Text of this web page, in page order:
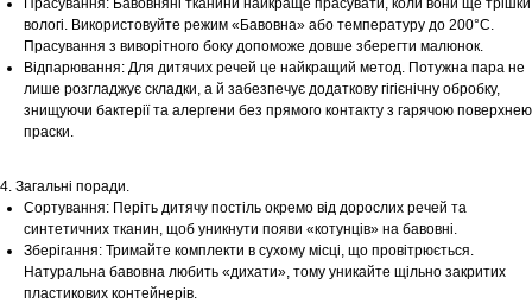
Прасування: Бавовняні тканини найкраще прасувати, коли вони ще трішки
вологі. Використовуйте режим «Бавовна» або температуру до 200°С.
Прасування з виворітного боку допоможе довше зберегти малюнок.
Відпарювання: Для дитячих речей це найкращий метод. Потужна пара не
лише розгладжує складки, а й забезпечує додаткову гігієнічну обробку,
знищуючи бактерії та алергени без прямого контакту з гарячою поверхнею
праски.
4. Загальні поради.
Сортування: Періть дитячу постіль окремо від дорослих речей та
синтетичних тканин, щоб уникнути появи «котунців» на бавовні.
Зберігання: Тримайте комплекти в сухому місці, що провітрюється.
Натуральна бавовна любить «дихати», тому уникайте щільно закритих
пластикових контейнерів.
Шоурум
Tekstura
для вас
Записатися